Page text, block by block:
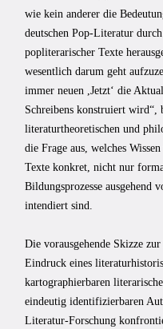
wie kein anderer die
deutschen Pop-Literatur
popliterarischer Texte
wesentlich darum geht
immer neuen ,Jetzt‘ die
Schreibens konstruiert wird“,
literaturtheoretischen und
die Frage aus, welches
Texte konkret, nicht nur
Bildungsprozesse ausgehend
intendiert sind.
Die vorausgehende Skizze
Eindruck eines
kartographierbaren
eindeutig identifizierbaren
Literatur-Forschung